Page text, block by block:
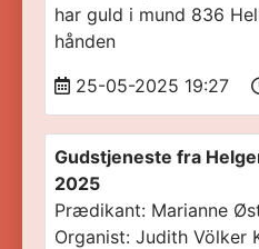
har guld i mund 836
hånden
25-05-2025 19:27
Gudstjeneste fra
2025
Prædikant: Marianne
Organist: Judith Völker